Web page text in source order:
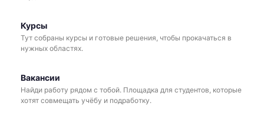
Курсы
Тут собраны курсы и готовые решения, чтобы прокачаться в
нужных областях.
Вакансии
Найди работу рядом с тобой. Площадка для студентов, которые
хотят совмещать учёбу и подработку.